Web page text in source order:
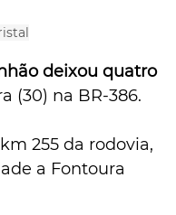
deixou quatro
(30) na BR-386.
255 da rodovia,
a Fontoura